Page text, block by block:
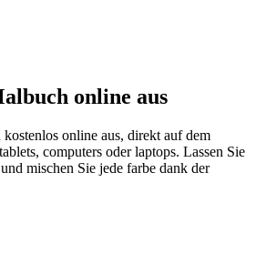
online aus
online aus, direkt auf dem
computers oder laptops. Lassen Sie
mischen Sie jede farbe dank der